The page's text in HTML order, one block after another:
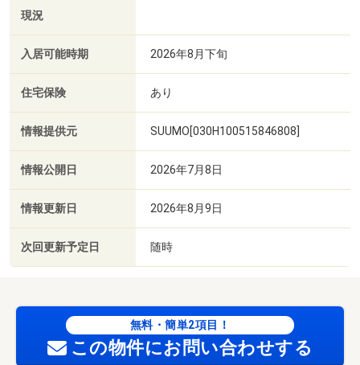
現況
入居可能時期 2026年8月下旬
住宅保険 あり
情報提供元 SUUMO[030H100515846808]
情報公開日 2026年7月8日
情報更新日 2026年8月9日
次回更新予定日 随時
無料・簡単2項目！
この物件にお問い合わせする